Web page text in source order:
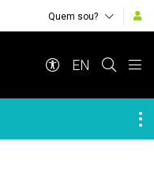
Quem sou?
EN